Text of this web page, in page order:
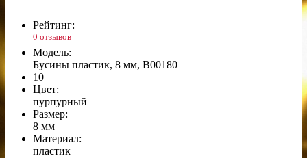
Рейтинг:
0 отзывов
Модель:
Бусины пластик, 8 мм, B00180
10
Цвет:
пурпурный
Размер:
8 мм
Материал:
пластик